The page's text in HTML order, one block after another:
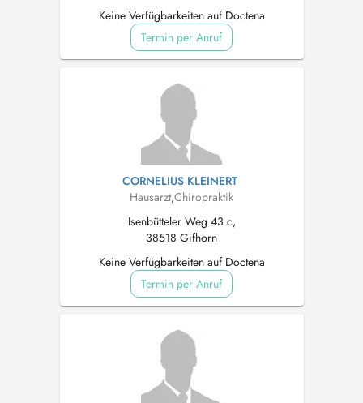
Keine Verfügbarkeiten auf Doctena
Termin per Anruf
CORNELIUS KLEINERT
Hausarzt,Chiropraktik
Isenbütteler Weg 43 c,
38518 Gifhorn
Keine Verfügbarkeiten auf Doctena
Termin per Anruf